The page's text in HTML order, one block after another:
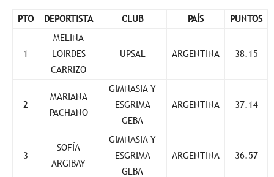
PTO DEPORTISTA CLUB PAÍS PUNTOS
1
MELINA
LOIRDES
CARRIZO
UPSAL ARGENTINA 38.15
2
MARIANA
PACHANO
GIMNASIA Y
ESGRIMA
GEBA
ARGENTINA 37.14
3
SOFÍA
ARGIBAY
GIMNASIA Y
ESGRIMA
GEBA
ARGENTINA 36.57